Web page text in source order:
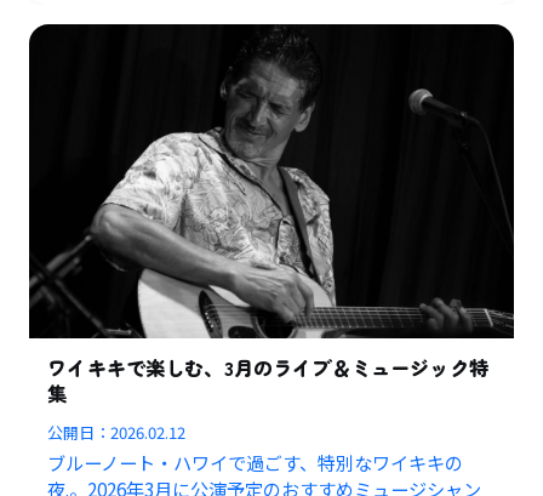
ワイキキで楽しむ、3月のライブ＆ミュージック特
集
公開日：2026.02.12
ブルーノート・ハワイで過ごす、特別なワイキキの
夜.。2026年3月に公演予定のおすすめミュージシャン